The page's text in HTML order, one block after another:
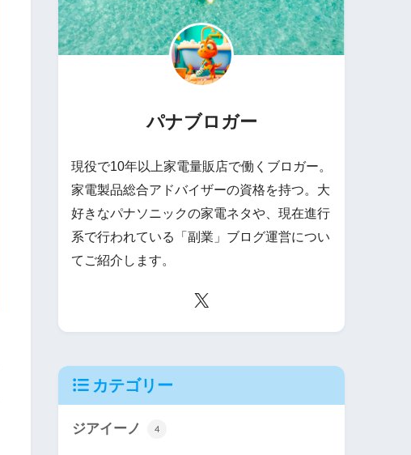
パナブロガー
現役で10年以上家電量販店で働くブロガー。
家電製品総合アドバイザーの資格を持つ。大
好きなパナソニックの家電ネタや、現在進行
系で行われている「副業」ブログ運営につい
てご紹介します。
カテゴリー
ジアイーノ 4